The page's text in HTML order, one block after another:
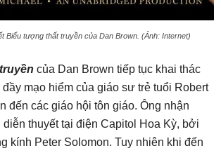
Biểu tượng thất truyền của Dan Brown. (Ảnh: Internet)
của Dan Brown tiếp tục khai thác
mạo hiểm của giáo sư trẻ tuổi Robert
đến các giáo hội tôn giáo. Ông nhận
thuyết tại điện Capitol Hoa Kỳ, bởi
kính Peter Solomon. Tuy nhiên khi đến